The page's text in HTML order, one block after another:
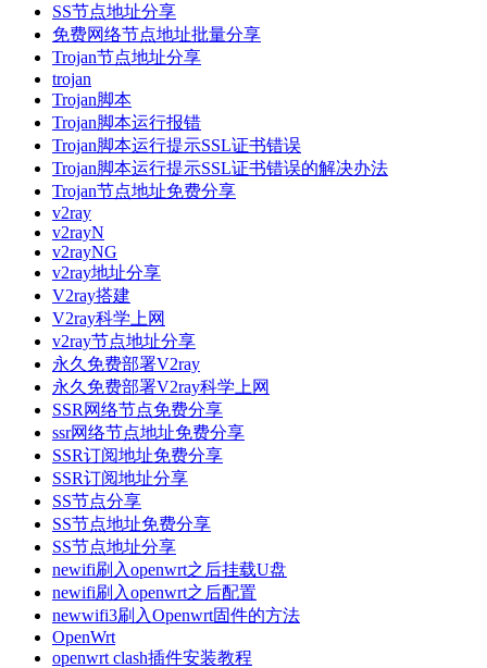
SS节点地址分享
免费网络节点地址批量分享
Trojan节点地址分享
trojan
Trojan脚本
Trojan脚本运行报错
Trojan脚本运行提示SSL证书错误
Trojan脚本运行提示SSL证书错误的解决办法
Trojan节点地址免费分享
v2ray
v2rayN
v2rayNG
v2ray地址分享
V2ray搭建
V2ray科学上网
v2ray节点地址分享
永久免费部署V2ray
永久免费部署V2ray科学上网
SSR网络节点免费分享
ssr网络节点地址免费分享
SSR订阅地址免费分享
SSR订阅地址分享
SS节点分享
SS节点地址免费分享
SS节点地址分享
newifi刷入openwrt之后挂载U盘
newifi刷入openwrt之后配置
newwifi3刷入Openwrt固件的方法
OpenWrt
openwrt clash插件安装教程